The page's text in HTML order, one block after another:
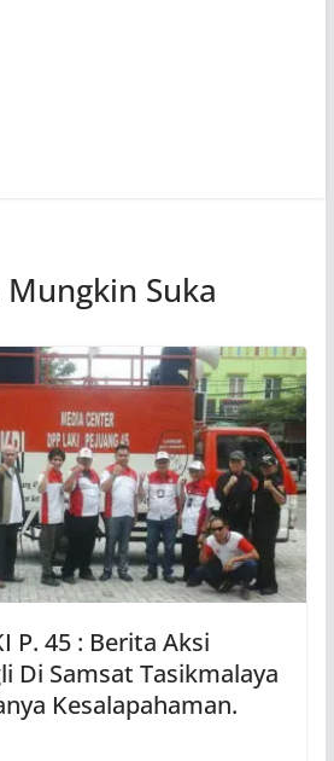
Mungkin Suka
P. 45 : Berita Aksi
Di Samsat Tasikmalaya
Kesalapahaman.